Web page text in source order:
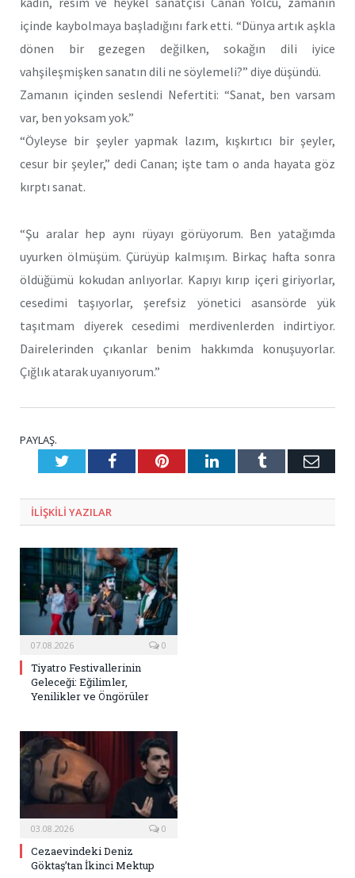
içinde kaybolmaya başladığını fark etti. “Dünya artık aşkla
dönen bir gezegen değilken, sokağın dili iyice
vahşileşmişken sanatın dili ne söylemeli?” diye düşündü.
Zamanın içinden seslendi Nefertiti: “Sanat, ben varsam
var, ben yoksam yok.”
“Öyleyse bir şeyler yapmak lazım, kışkırtıcı bir şeyler,
cesur bir şeyler,” dedi Canan; işte tam o anda hayata göz
kırptı sanat.
“Şu aralar hep aynı rüyayı görüyorum. Ben yatağımda
uyurken ölmüşüm. Çürüyüp kalmışım. Birkaç hafta sonra
öldüğümü kokudan anlıyorlar. Kapıyı kırıp içeri giriyorlar,
cesedimi taşıyorlar, şerefsiz yönetici asansörde yük
taşıtmam diyerek cesedimi merdivenlerden indirtiyor.
Dairelerinden çıkanlar benim hakkımda konuşuyorlar.
Çığlık atarak uyanıyorum.”
PAYLAŞ.
TwitterFacebookPinterestLinkedInTumblr E-
ILIŞKILI YAZILAR
07.08.2026 0
Tiyatro Festivallerinin
Geleceği: Eğilimler,
Yenilikler ve Öngörüler
03.08.2026 0
Cezaevindeki Deniz
Göktaş’tan İkinci Mektup